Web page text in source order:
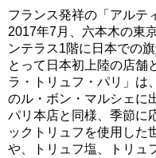
フランス発祥の「アルテ
2017年7月、六本木の東
ンテラス1階に日本での
とって日本初上陸の店舗
ラ・トリュフ・パリ」は
のル・ボン・マルシェに
パリ本店と同様、季節に
ックトリュフを使用した
や、トリュフ塩、トリュ